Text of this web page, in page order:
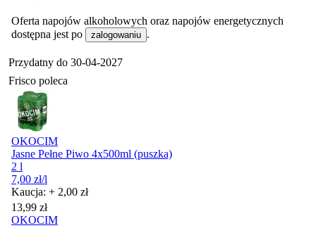
Oferta napojów alkoholowych oraz napojów energetycznych
dostępna jest po
zalogowaniu .
Przydatny do 30-04-2027
Frisco poleca
OKOCIM
Jasne Pełne Piwo 4x500ml (puszka)
2 l
7,00 zł/l
Kaucja: + 2,00 zł
Cena
13,99 zł
OKOCIM